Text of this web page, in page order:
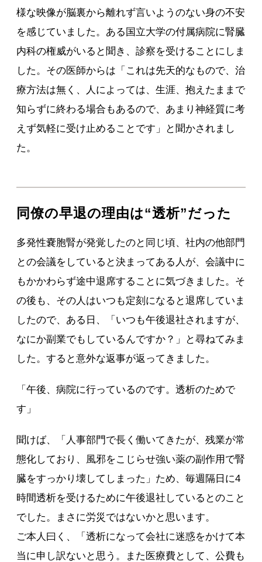
様な映像が脳裏から離れず言いようのない身の不安
を感じていました。ある国立大学の付属病院に腎臓
内科の権威がいると聞き、診察を受けることにしま
した。その医師からは「これは先天的なもので、治
療方法は無く、人によっては、生涯、抱えたままで
知らずに終わる場合もあるので、あまり神経質に考
えず気軽に受け止めることです」と聞かされまし
た。
同僚の早退の理由は“透析”だった
多発性嚢胞腎が発覚したのと同じ頃、社内の他部門
との会議をしていると決まってある人が、会議中に
もかかわらず途中退席することに気づきました。そ
の後も、その人はいつも定刻になると退席していま
したので、ある日、「いつも午後退社されますが、
なにか副業でもしているんですか？」と尋ねてみま
した。すると意外な返事が返ってきました。
「午後、病院に行っているのです。透析のためで
す」
聞けば、「人事部門で長く働いてきたが、残業が常
態化しており、風邪をこじらせ強い薬の副作用で腎
臓をすっかり壊してしまった」ため、毎週隔日に4
時間透析を受けるために午後退社しているとのこと
でした。まさに労災ではないかと思います。
ご本人曰く、「透析になって会社に迷惑をかけて本
当に申し訳ないと思う。また医療費として、公費も